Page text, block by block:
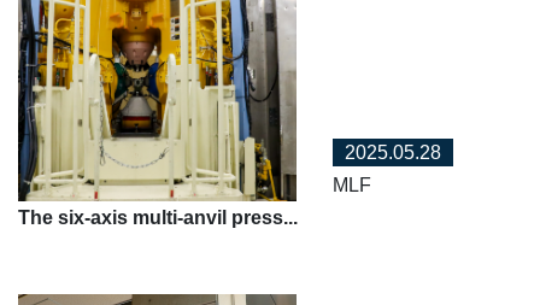
2025.05.28
MLF
The six-axis multi-anvil press...